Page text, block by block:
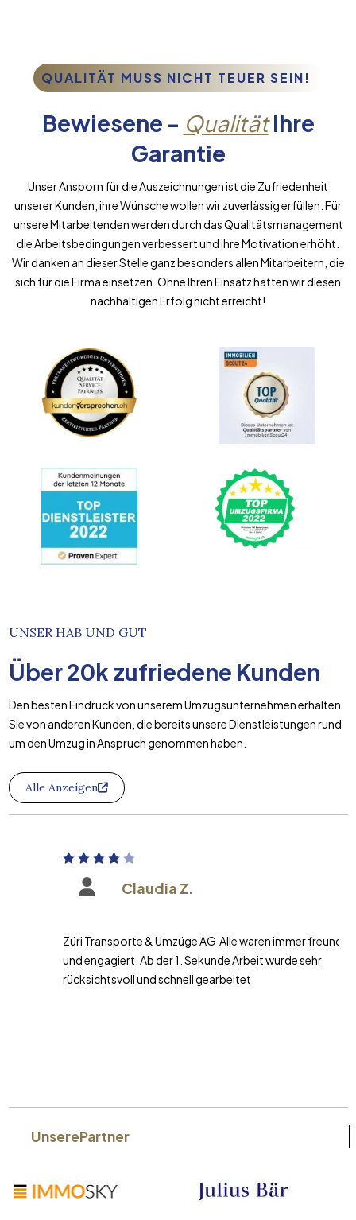
QUALITÄT MUSS NICHT TEUER SEIN!
Bewiesene - QualitätIhre
Garantie
Unser Ansporn für die Auszeichnungen ist die Zufriedenheit
unserer Kunden, ihre Wünsche wollen wir zuverlässig erfüllen. Für
unsere Mitarbeitenden werden durch das Qualitätsmanagement
die Arbeitsbedingungen verbessert und ihre Motivation erhöht.
Wir danken an dieser Stelle ganz besonders allen Mitarbeitern, die
sich für die Firma einsetzen. Ohne Ihren Einsatz hätten wir diesen
nachhaltigen Erfolg nicht erreicht!
UNSER HAB UND GUT
Über20k zufriedene Kunden
Den besten Eindruck von unserem Umzugsunternehmen erhalten
Sie von anderen Kunden, die bereits unsere Dienstleistungen rund
um den Umzug in Anspruch genommen haben.
Alle Anzeigen
Claudia Z.
Züri Transporte & Umzüge AG Alle waren immer freundlich
und engagiert. Ab der 1. Sekunde Arbeit wurde sehr
rücksichtsvoll und schnell gearbeitet.
UnserePartner